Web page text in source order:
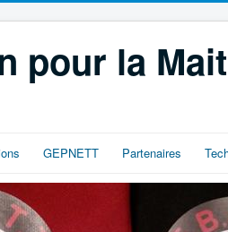
pour la
GEPNETT Partenaires